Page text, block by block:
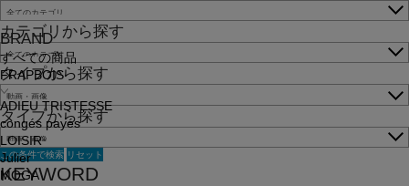
BRAND
すべての商品
FRAPBOIS
ADIEU TRISTESSE
congés payés
LOISIR
Julier
MOGA
カテゴリから探す
タイプから探す
タイプから探す
この条件で検索 リセット
KEYWORD